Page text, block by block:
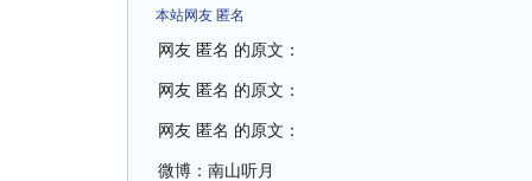
本站网友 匿名
网友 匿名 的原文：
网友 匿名 的原文：
网友 匿名 的原文：
微博：南山听月